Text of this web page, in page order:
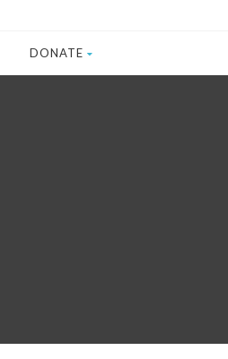
DONATE